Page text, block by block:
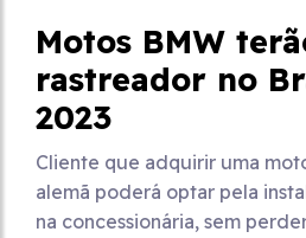
Motos BMW
rastreador no
2023
Cliente que adquirir uma
alemã poderá optar pela
na concessionária, sem